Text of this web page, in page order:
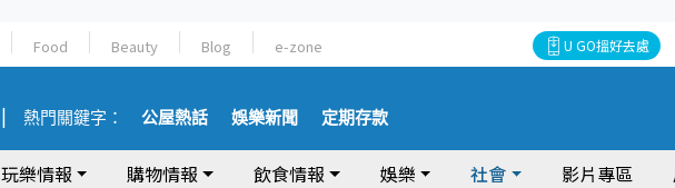
Food Beauty Blog e-zone U GO搵好去處
熱門關鍵字： 公屋熱話 娛樂新聞 定期存款
玩樂情報 購物情報 飲食情報 娛樂 社會 影片專區